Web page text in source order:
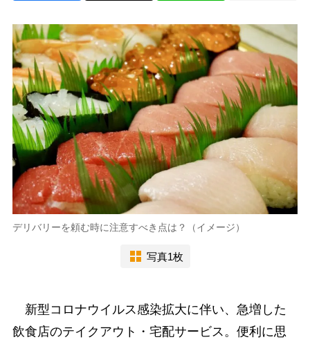
デリバリーを頼む時に注意すべき点は？（イメージ）
写真1枚
新型コロナウイルス感染拡大に伴い、急増した
飲食店のテイクアウト・宅配サービス。便利に思